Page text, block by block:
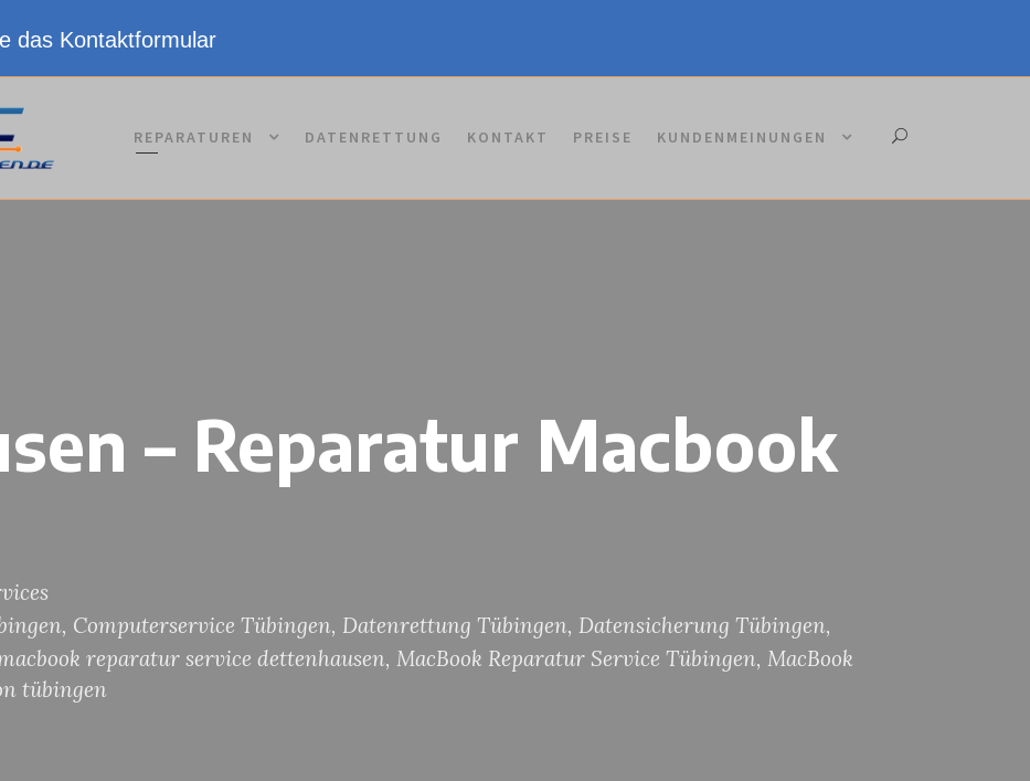
das Kontaktformular
REPARATUREN DATENRETTUNG KONTAKT PREISE KUNDENMEINUNGEN
– Reparatur Macbook
, Computerservice Tübingen, Datenrettung Tübingen, Datensicherung Tübingen,
reparatur service dettenhausen, MacBook Reparatur Service Tübingen, MacBook
tübingen